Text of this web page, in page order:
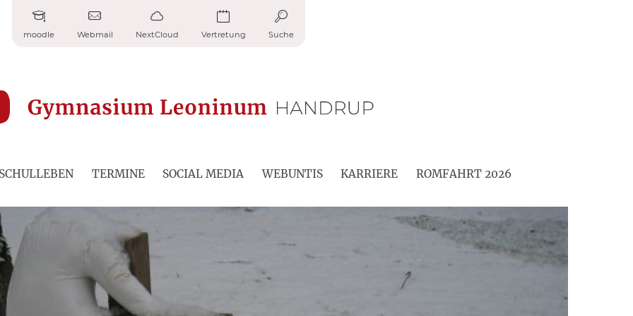
moodle Webmail NextCloud Vertretung Suche
SCHULLEBEN TERMINE SOCIAL MEDIA WEBUNTIS KARRIERE ROMFAHRT 2026